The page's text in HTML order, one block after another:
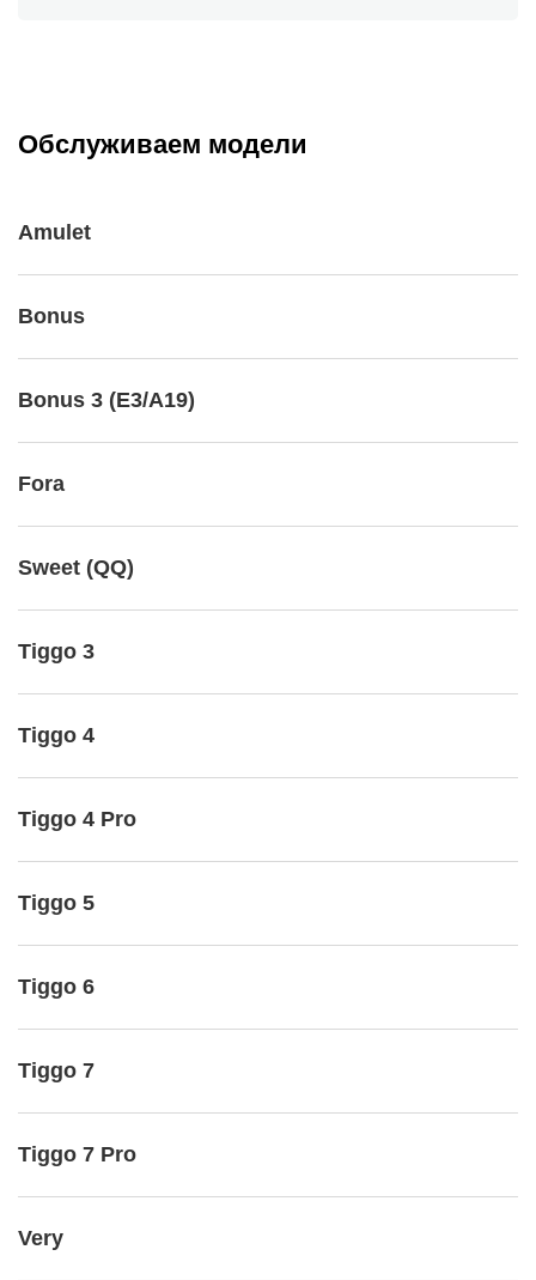
Обслуживаем модели
Amulet
Bonus
Bonus 3 (E3/A19)
Fora
Sweet (QQ)
Tiggo 3
Tiggo 4
Tiggo 4 Pro
Tiggo 5
Tiggo 6
Tiggo 7
Tiggo 7 Pro
Very